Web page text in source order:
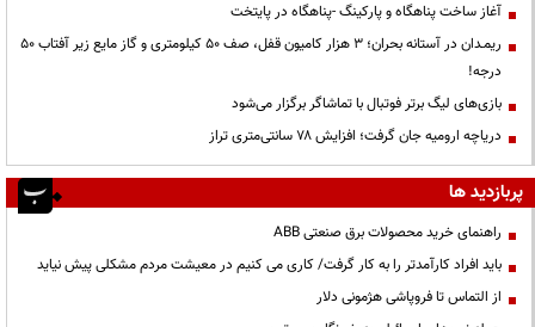
آغاز ساخت پناهگاه و پارکینگ -پناهگاه در پایتخت
ریمـدان در آستانه بحران؛ ۳ هزار کامیون قفل، صف ۵۰ کیلومتری و گاز مایع زیر آفتاب ۵۰
درجه!
بازی‌های لیگ برتر فوتبال با تماشاگر برگزار می‌شود
دریاچه ارومیه جان گرفت؛ افزایش ۷۸ سانتی‌متری تراز
پربازدید ها
راهنمای خرید محصولات برق صنعتی ABB
باید افراد کارآمدتر را به کار گرفت/ کاری می کنیم در معیشت مردم مشکلی پیش نیاید
از التماس تا فروپاشی هژمونی دلار